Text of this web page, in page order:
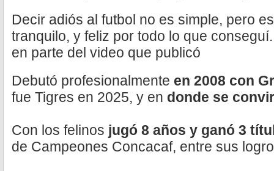
Decir adiós al futbol no es simple, pero
tranquilo, y feliz por todo lo que
en parte del video que publicó
Debutó profesionalmente en 2008 con
fue Tigres en 2025, y en donde se
Con los felinos jugó 8 años y ganó 3
de Campeones Concacaf, entre sus